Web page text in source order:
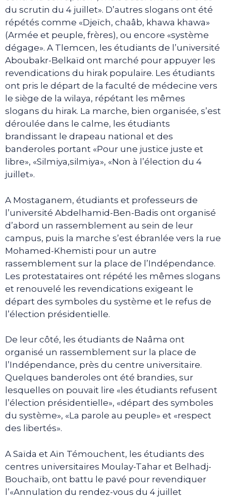
du scrutin du 4 juillet». D’autres slogans ont été
répétés comme «Djeïch, chaâb, khawa khawa»
(Armée et peuple, frères), ou encore «système
dégage». A Tlemcen, les étudiants de l’université
Aboubakr-Belkaïd ont marché pour appuyer les
revendications du hirak populaire. Les étudiants
ont pris le départ de la faculté de médecine vers
le siège de la wilaya, répétant les mêmes
slogans du hirak. La marche, bien organisée, s’est
déroulée dans le calme, les étudiants
brandissant le drapeau national et des
banderoles portant «Pour une justice juste et
libre», «Silmiya,silmiya», «Non à l’élection du 4
juillet».
A Mostaganem, étudiants et professeurs de
l’université Abdelhamid-Ben-Badis ont organisé
d’abord un rassemblement au sein de leur
campus, puis la marche s’est ébranlée vers la rue
Mohamed-Khemisti pour un autre
rassemblement sur la place de l’Indépendance.
Les protestataires ont répété les mêmes slogans
et renouvelé les revendications exigeant le
départ des symboles du système et le refus de
l’élection présidentielle.
De leur côté, les étudiants de Naâma ont
organisé un rassemblement sur la place de
l’Indépendance, près du centre universitaire.
Quelques banderoles ont été brandies, sur
lesquelles on pouvait lire «les étudiants refusent
l’élection présidentielle», «départ des symboles
du système», «La parole au peuple» et «respect
des libertés».
A Saïda et Aïn Témouchent, les étudiants des
centres universitaires Moulay-Tahar et Belhadj-
Bouchaïb, ont battu le pavé pour revendiquer
l’«Annulation du rendez-vous du 4 juillet